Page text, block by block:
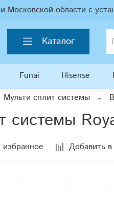
области с
Каталог
Funai Hisense
Мульти сплит системы
системы
избранное Добавить